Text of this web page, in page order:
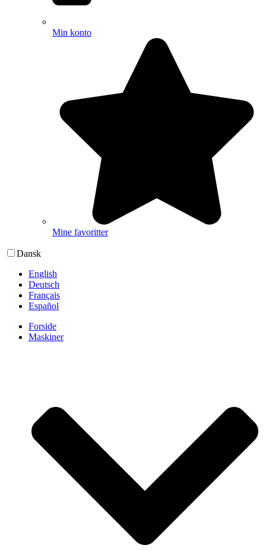
Min konto
Mine favoritter
Dansk
English
Deutsch
Français
Español
Forside
Maskiner